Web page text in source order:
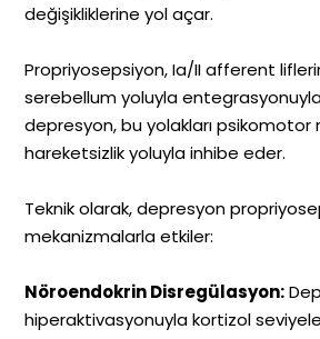
değişikliklerine yol açar.
Propriyosepsiyon, Ia/II afferent
serebellum yoluyla entegrasyonuyla
depresyon, bu yolakları
hareketsizlik yoluyla inhibe eder.
Teknik olarak, depresyon
mekanizmalarla etkiler:
Nöroendokrin Disregülasyon:
hiperaktivasyonuyla kortizol